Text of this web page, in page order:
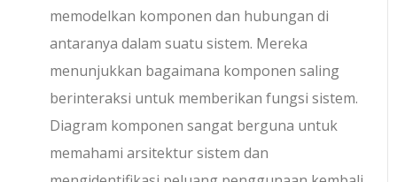
memodelkan komponen dan hubungan di
antaranya dalam suatu sistem. Mereka
menunjukkan bagaimana komponen saling
berinteraksi untuk memberikan fungsi sistem.
Diagram komponen sangat berguna untuk
memahami arsitektur sistem dan